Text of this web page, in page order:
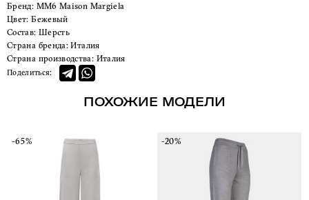
Бренд:
MM6 Maison Margiela
Цвет:
Бежевый
Состав: Шерсть
Страна бренда: Италия
Страна производства: Италия
Поделиться:
ПОХОЖИЕ МОДЕЛИ
-65% -20%